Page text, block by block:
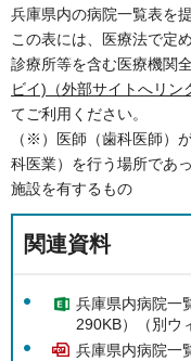
兵庫県内の病院一覧表を
この表には、医療法で定
診療所等を含む医療機関
ビイ)（外部サイトへリン
てご利用ください。
（※）医師（歯科医師）
科医業）を行う場所であ
施設を有するもの
関連資料
兵庫県内病院一
290KB）（別ウ
兵庫県内病院一